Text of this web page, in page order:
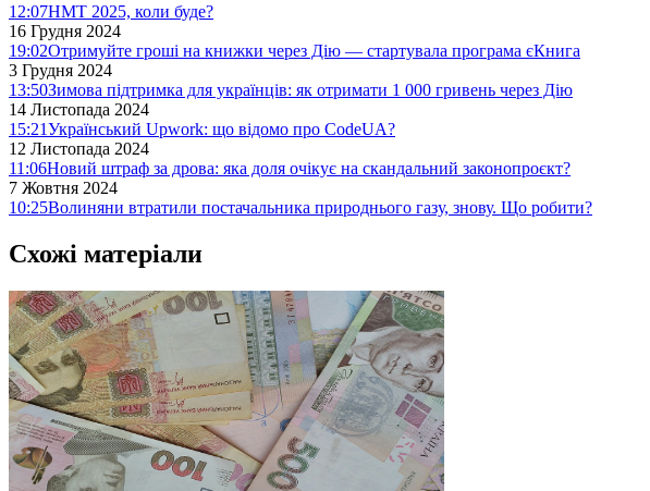
12:07НМТ 2025, коли буде?
16 Грудня 2024
19:02Отримуйте гроші на книжки через Дію — стартувала програма єКнига
3 Грудня 2024
13:50Зимова підтримка для українців: як отримати 1 000 гривень через Дію
14 Листопада 2024
15:21Український Upwork: що відомо про CodeUA?
12 Листопада 2024
11:06Новий штраф за дрова: яка доля очікує на скандальний законопроєкт?
7 Жовтня 2024
10:25Волиняни втратили постачальника природнього газу, знову. Що робити?
Схожі матеріали